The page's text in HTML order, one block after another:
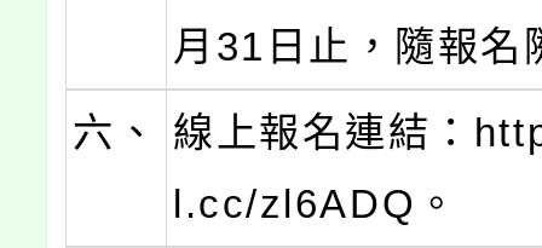
月31日止，隨報名
六、
線上報名連結：
l.cc/zl6ADQ。